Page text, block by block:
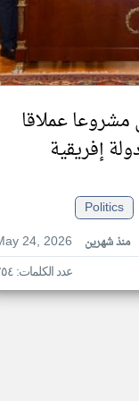
عملاقا
إفريقية
Politics
24, 2026
منذ شهرين
عدد الكلمات: ٢٥٤